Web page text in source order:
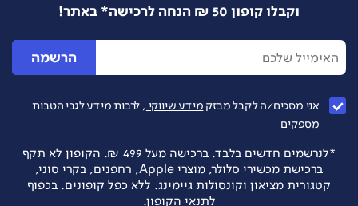
וקבלו קופון 50 ₪ הנחה לרכישה* באתר!
הרשמה
אני מסכים/ה לקבל מבזק מידע שיווקי , לרבות מידע לגבי הטבות
מספקים
*לנרשמים חדשים בלבד. ברכישה מעל 499 ₪. הקופון לא תקף
ברכישת מכשירי סלולר, מוצרי Apple, רחפנים, בקרי סוני,
קטגורית מציאון וקונסולות גיימינג. ללא כפל קופונים. בכפוף
לתנאי הקופון.